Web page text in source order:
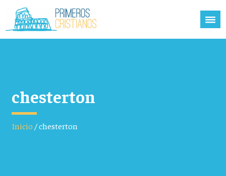
chesterton
Inicio/chesterton